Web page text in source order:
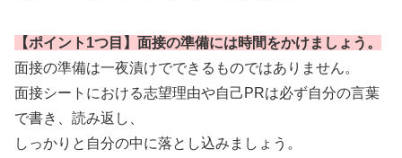
【ポイント1つ目】面接の準備には時間をかけましょう。
面接の準備は一夜漬けでできるものではありません。
面接シートにおける志望理由や自己PRは必ず自分の言葉
で書き、読み返し、
しっかりと自分の中に落とし込みましょう。